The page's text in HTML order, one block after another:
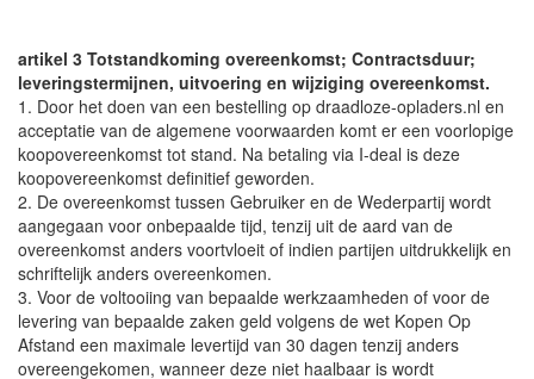
artikel 3 Totstandkoming overeenkomst; Contractsduur;
leveringstermijnen, uitvoering en wijziging overeenkomst.
1. Door het doen van een bestelling op draadloze-opladers.nl en
acceptatie van de algemene voorwaarden komt er een voorlopige
koopovereenkomst tot stand. Na betaling via I-deal is deze
koopovereenkomst definitief geworden.
2. De overeenkomst tussen Gebruiker en de Wederpartij wordt
aangegaan voor onbepaalde tijd, tenzij uit de aard van de
overeenkomst anders voortvloeit of indien partijen uitdrukkelijk en
schriftelijk anders overeenkomen.
3. Voor de voltooiing van bepaalde werkzaamheden of voor de
levering van bepaalde zaken geld volgens de wet Kopen Op
Afstand een maximale levertijd van 30 dagen tenzij anders
overeengekomen, wanneer deze niet haalbaar is wordt